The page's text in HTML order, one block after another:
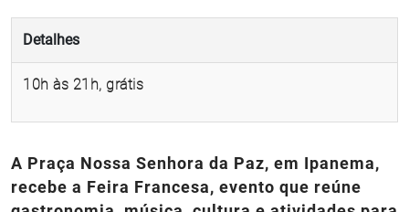
Detalhes
10h às 21h, grátis
A Praça Nossa Senhora da Paz, em Ipanema,
recebe a Feira Francesa, evento que reúne